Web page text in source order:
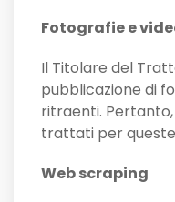
Fotografie e
Il Titolare del
pubblicazione di
ritraenti.
trattati per
Web scraping